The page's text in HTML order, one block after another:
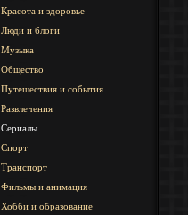
Красота и здоровье
Люди и блоги
Музыка
Общество
Путешествия и события
Развлечения
Сериалы
Спорт
Транспорт
Фильмы и анимация
Хобби и образование